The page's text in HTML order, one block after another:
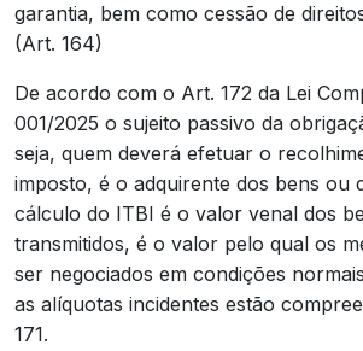
garantia, bem como cessão de
(Art. 164)
De acordo com o Art. 172 da Lei
001/2025 o sujeito passivo da
seja, quem deverá efetuar o
imposto, é o adquirente dos bens ou
cálculo do ITBI é o valor venal dos
transmitidos, é o valor pelo qual os
ser negociados em condições
as alíquotas incidentes estão
171.